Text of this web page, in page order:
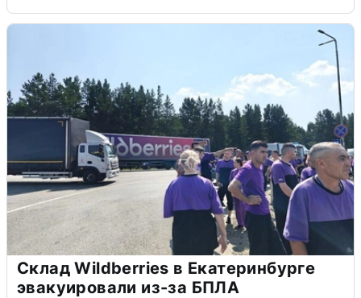
Склад Wildberries в Екатеринбурге
эвакуировали из-за БПЛА